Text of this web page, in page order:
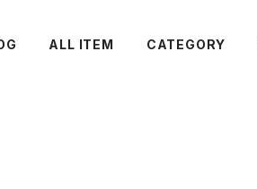
ALL ITEM CATEGORY